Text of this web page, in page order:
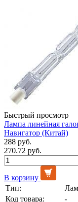
Быстрый просмотр
Лампа линейная
Навигатор (Китай)
288 руб.
270.72 руб.
В корзину
Тип:
Код товара:
-